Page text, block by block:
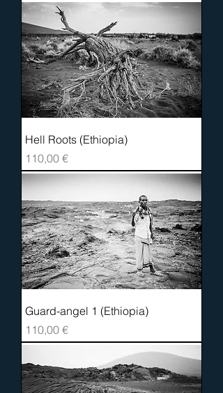
Hell Roots (Ethiopia)
Prix
110,00 €
Guard-angel 1 (Ethiopia)
Prix
110,00 €